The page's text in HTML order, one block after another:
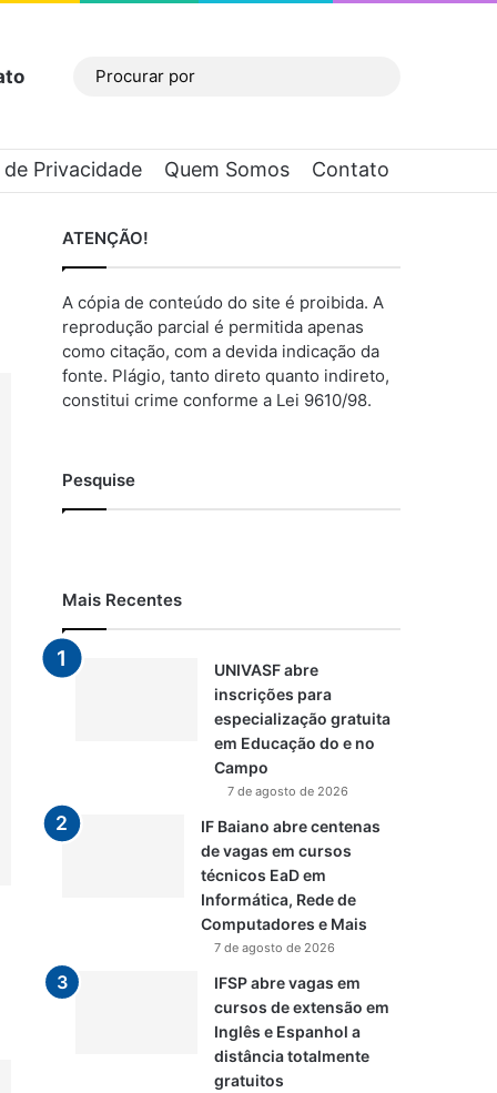
Barra Lateral
Privacidade Quem Somos Contato
ATENÇÃO!
A cópia de conteúdo do site é proibida. A
reprodução parcial é permitida apenas
como citação, com a devida indicação da
fonte. Plágio, tanto direto quanto indireto,
constitui crime conforme a Lei 9610/98.
Pesquise
Mais Recentes
UNIVASF abre
inscrições para
especialização gratuita
em Educação do e no
Campo
7 de agosto de 2026
IF Baiano abre centenas
de vagas em cursos
técnicos EaD em
Informática, Rede de
Computadores e Mais
7 de agosto de 2026
IFSP abre vagas em
cursos de extensão em
Inglês e Espanhol a
distância totalmente
gratuitos